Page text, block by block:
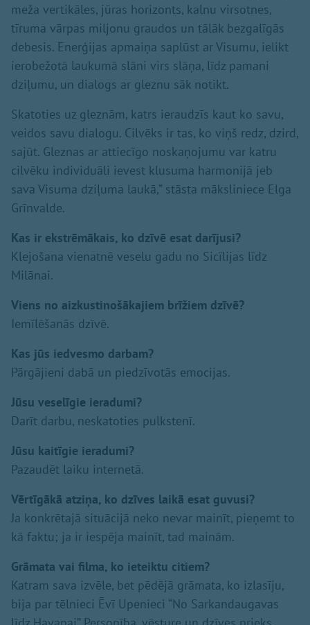
meža vertikāles, jūras horizonts, kalnu virsotnes,
tīruma vārpas miljonu graudos un tālāk bezgalīgās
debesis. Enerģijas apmaiņa saplūst ar Visumu, ielikt
ierobežotā laukumā slāni virs slāņa, līdz pamani
dziļumu, un dialogs ar gleznu sāk notikt.
Skatoties uz gleznām, katrs ieraudzīs kaut ko savu,
veidos savu dialogu. Cilvēks ir tas, ko viņš redz, dzird,
sajūt. Gleznas ar attiecīgo noskaņojumu var katru
cilvēku individuāli ievest klusuma harmonijā jeb
sava Visuma dziļuma laukā,” stāsta māksliniece Elga
Grīnvalde.
Kas ir ekstrēmākais, ko dzīvē esat darījusi?
Klejošana vienatnē veselu gadu no Sicīlijas līdz
Milānai.
Viens no aizkustinošākajiem brīžiem dzīvē?
Iemīlēšanās dzīvē.
Kas jūs iedvesmo darbam?
Pārgājieni dabā un piedzīvotās emocijas.
Jūsu veselīgie ieradumi?
Darīt darbu, neskatoties pulkstenī.
Jūsu kaitīgie ieradumi?
Pazaudēt laiku internetā.
Vērtīgākā atziņa, ko dzīves laikā esat guvusi?
Ja konkrētajā situācijā neko nevar mainīt, pieņemt to
kā faktu; ja ir iespēja mainīt, tad mainām.
Grāmata vai filma, ko ieteiktu citiem?
Katram sava izvēle, bet pēdējā grāmata, ko izlasīju,
bija par tēlnieci Ēvī Upenieci “No Sarkandaugavas